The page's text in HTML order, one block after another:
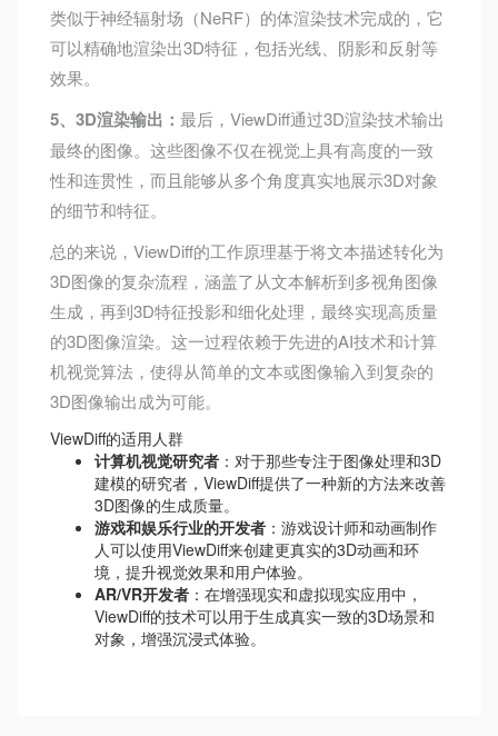
类似于神经辐射场（NeRF）的体渲染技术完成的，它
可以精确地渲染出3D特征，包括光线、阴影和反射等
效果。
5、3D渲染输出： 最后，ViewDiff通过3D渲染技术输出
最终的图像。这些图像不仅在视觉上具有高度的一致
性和连贯性，而且能够从多个角度真实地展示3D对象
的细节和特征。
总的来说，ViewDiff的工作原理基于将文本描述转化为
3D图像的复杂流程，涵盖了从文本解析到多视角图像
生成，再到3D特征投影和细化处理，最终实现高质量
的3D图像渲染。这一过程依赖于先进的AI技术和计算
机视觉算法，使得从简单的文本或图像输入到复杂的
3D图像输出成为可能。
ViewDiff的适用人群
计算机视觉研究者 ：对于那些专注于图像处理和3D
建模的研究者，ViewDiff提供了一种新的方法来改善
3D图像的生成质量。
游戏和娱乐行业的开发者 ：游戏设计师和动画制作
人可以使用ViewDiff来创建更真实的3D动画和环
境，提升视觉效果和用户体验。
AR/VR开发者 ：在增强现实和虚拟现实应用中，
ViewDiff的技术可以用于生成真实一致的3D场景和
对象，增强沉浸式体验。